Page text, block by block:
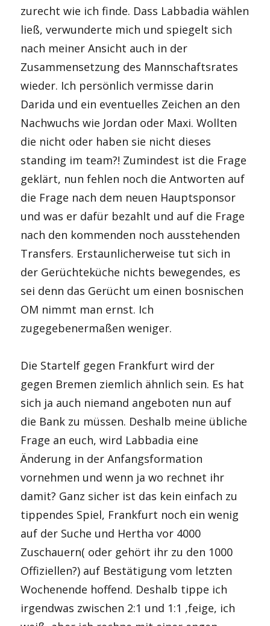
zurecht wie ich finde. Dass Labbadia wählen
ließ, verwunderte mich und spiegelt sich
nach meiner Ansicht auch in der
Zusammensetzung des Mannschaftsrates
wieder. Ich persönlich vermisse darin
Darida und ein eventuelles Zeichen an den
Nachwuchs wie Jordan oder Maxi. Wollten
die nicht oder haben sie nicht dieses
standing im team?! Zumindest ist die Frage
geklärt, nun fehlen noch die Antworten auf
die Frage nach dem neuen Hauptsponsor
und was er dafür bezahlt und auf die Frage
nach den kommenden noch ausstehenden
Transfers. Erstaunlicherweise tut sich in
der Gerüchteküche nichts bewegendes, es
sei denn das Gerücht um einen bosnischen
OM nimmt man ernst. Ich
zugegebenermaßen weniger.
Die Startelf gegen Frankfurt wird der
gegen Bremen ziemlich ähnlich sein. Es hat
sich ja auch niemand angeboten nun auf
die Bank zu müssen. Deshalb meine übliche
Frage an euch, wird Labbadia eine
Änderung in der Anfangsformation
vornehmen und wenn ja wo rechnet ihr
damit? Ganz sicher ist das kein einfach zu
tippendes Spiel, Frankfurt noch ein wenig
auf der Suche und Hertha vor 4000
Zuschauern( oder gehört ihr zu den 1000
Offiziellen?) auf Bestätigung vom letzten
Wochenende hoffend. Deshalb tippe ich
irgendwas zwischen 2:1 und 1:1 ,feige, ich